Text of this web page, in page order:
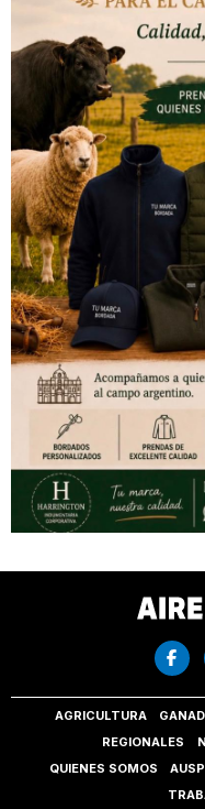
AGRICULTURA
REGIONALES
QUIENES SOMOS